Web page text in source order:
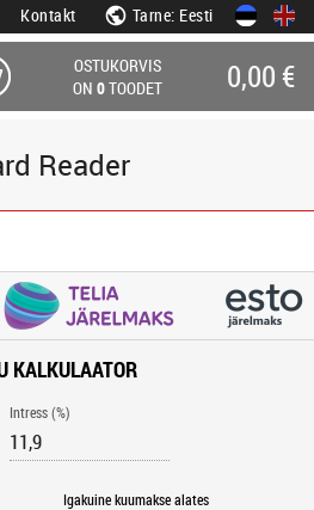
Kontakt Tarne: Eesti
OSTUKORVIS
ON 0TOODET 0,00 €
Reader
KALKULAATOR
Intress (%)
Igakuine kuumakse alates